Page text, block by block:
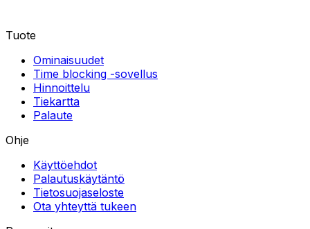
Tuote
Ominaisuudet
Time blocking -sovellus
Hinnoittelu
Tiekartta
Palaute
Ohje
Käyttöehdot
Palautuskäytäntö
Tietosuojaseloste
Ota yhteyttä tukeen